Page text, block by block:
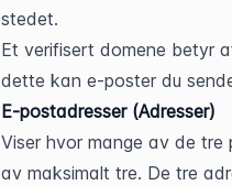
stedet.
Et verifisert domene betyr
dette kan e-poster du
E-postadresser (Adresser)
Viser hvor mange av de
av maksimalt tre. De tre